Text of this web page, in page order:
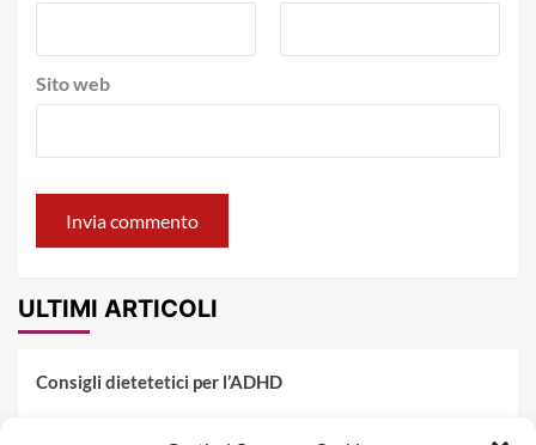
Sito web
ULTIMI ARTICOLI
Consigli dietetetici per l’ADHD